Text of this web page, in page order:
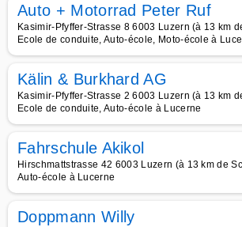
Auto + Motorrad Peter Ruf
Kasimir-Pfyffer-Strasse 8 6003 Luzern (à 13 km
Ecole de conduite, Auto-école, Moto-école à
Kälin & Burkhard AG
Kasimir-Pfyffer-Strasse 2 6003 Luzern (à 13 km
Ecole de conduite, Auto-école à Lucerne
Fahrschule Akikol
Hirschmattstrasse 42 6003 Luzern (à 13 km de
Auto-école à Lucerne
Doppmann Willy